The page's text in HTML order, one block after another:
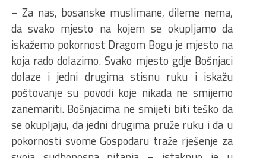
– Za nas, bosanske muslimane, dileme nema,
da svako mjesto na kojem se okupljamo da
iskažemo pokornost Dragom Bogu je mjesto na
koja rado dolazimo. Svako mjesto gdje Bošnjaci
dolaze i jedni drugima stisnu ruku i iskažu
poštovanje su povodi koje nikada ne smijemo
zanemariti. Bošnjacima ne smijeti biti teško da
se okupljaju, da jedni drugima pruže ruku i da u
pokornosti svome Gospodaru traže rješenje za